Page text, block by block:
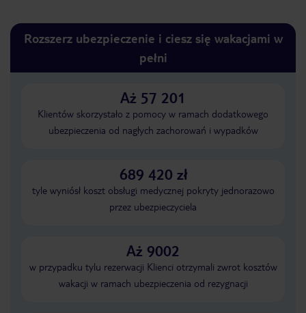
Rozszerz ubezpieczenie i ciesz się wakacjami w
pełni
Aż 57 201
Klientów skorzystało z pomocy w ramach dodatkowego
ubezpieczenia od nagłych zachorowań i wypadków
689 420 zł
tyle wyniósł koszt obsługi medycznej pokryty jednorazowo
przez ubezpieczyciela
Aż 9002
w przypadku tylu rezerwacji Klienci otrzymali zwrot kosztów
wakacji w ramach ubezpieczenia od rezygnacji